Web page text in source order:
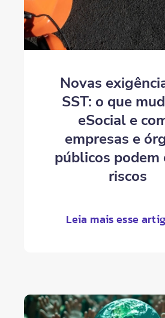
Novas
SST: o que
eSocial e
empresas e
públicos podem
riscos
Leia mais esse